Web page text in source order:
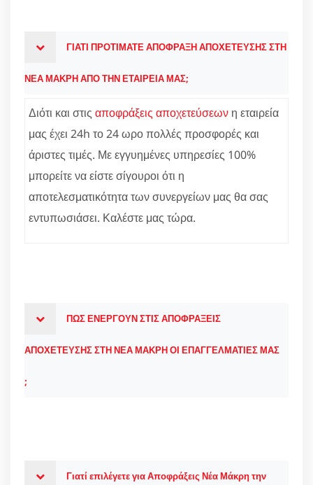
ΓΙΑΤΙ ΠΡΟΤΙΜΑΤΕ ΑΠΟΦΡΑΞΗ ΑΠΟΧΕΤΕΥΣΗΣ ΣΤΗ
ΝΕΑ ΜΑΚΡΗ ΑΠΟ ΤΗΝ ΕΤΑΙΡΕΙΑ ΜΑΣ;
Διότι και στις αποφράξεις αποχετεύσεων η εταιρεία
μας έχει 24h το 24 ωρο πολλές προσφορές και
άριστες τιμές. Με εγγυημένες υπηρεσίες 100%
μπορείτε να είστε σίγουροι ότι η
αποτελεσματικότητα των συνεργείων μας θα σας
εντυπωσιάσει. Καλέστε μας τώρα.
ΠΩΣ ΕΝΕΡΓΟΥΝ ΣΤΙΣ ΑΠΟΦΡΑΞΕΙΣ
ΑΠΟΧΕΤΕΥΣΗΣ ΣΤΗ ΝΕΑ ΜΑΚΡΗ ΟΙ ΕΠΑΓΓΕΛΜΑΤΙΕΣ ΜΑΣ
;
Γιατί επιλέγετε για Αποφράξεις Νέα Μάκρη την